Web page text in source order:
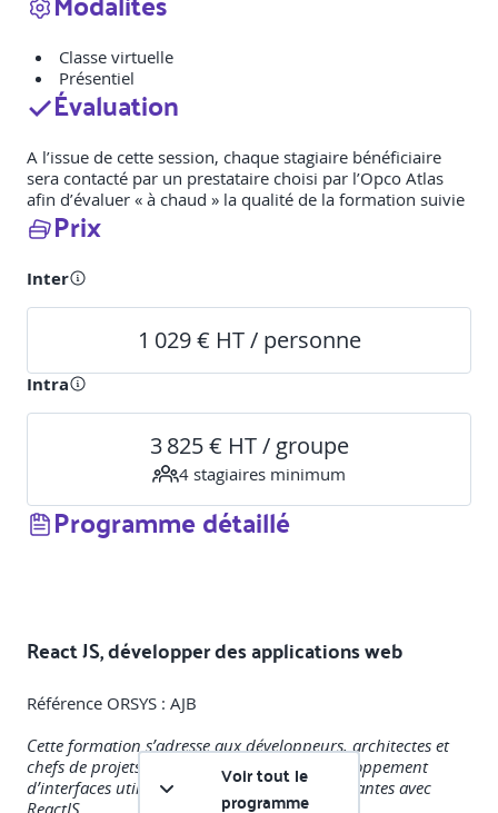
Classe virtuelle
Présentiel
Évaluation
A l’issue de cette session, chaque stagiaire bénéficiaire
sera contacté par un prestataire choisi par l’Opco Atlas
afin d’évaluer « à chaud » la qualité de la formation suivie
Prix
Inter
1 029 € HT / personne
Intra
3 825 € HT / groupe
4 stagiaires minimum
Programme détaillé
React JS, développer des applications web
Référence ORSYS : AJB
Cette formation s’adresse aux développeurs, architectes et
chefs de projets souhaitant maîtriser le développement
d’interfaces utilisateurs modernes et performantes avec
ReactJS.
Voir tout le
programme